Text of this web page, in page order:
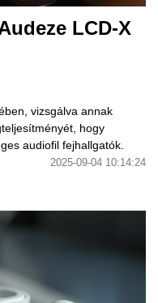
LCD-X
vizsgálva annak
hogy
audiofil fejhallgatók.
2025-09-04 10:14:24